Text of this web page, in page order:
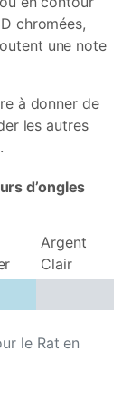
chromées,
une note
à donner de
les autres
le Rat en
d’ongles
Argent
Clair